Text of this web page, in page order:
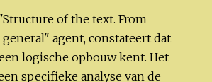
of the text. From
agent, constateert dat
logische opbouw kent. Het
specifieke analyse van de